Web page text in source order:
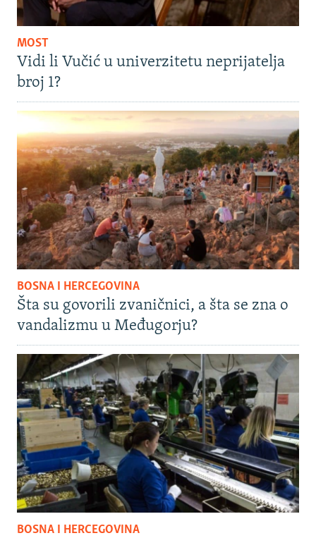
MOST
Vidi li Vučić u univerzitetu neprijatelja
broj 1?
BOSNA I HERCEGOVINA
Šta su govorili zvaničnici, a šta se zna o
vandalizmu u Međugorju?
BOSNA I HERCEGOVINA